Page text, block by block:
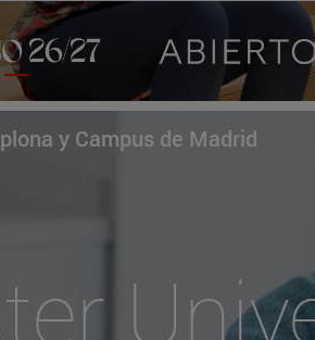
y Campus de Madrid